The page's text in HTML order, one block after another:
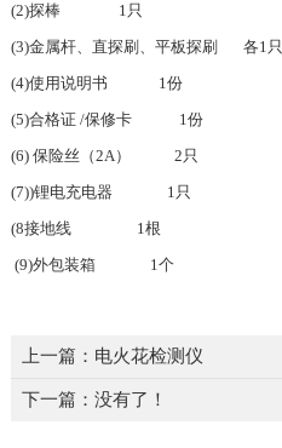
(2)探棒 1只
(3)金属杆、直探刷、平板探刷 各1只
(4)使用说明书 1份
(5)合格证 /保修卡 1份
(6) 保险丝（2A） 2只
(7))锂电充电器 1只
(8接地线 1根
(9)外包装箱 1个
上一篇： 电火花检测仪
下一篇：没有了！